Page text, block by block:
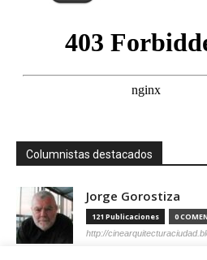
Columnistas destacados
Jorge Gorostiza
121 Publicaciones 0
http://